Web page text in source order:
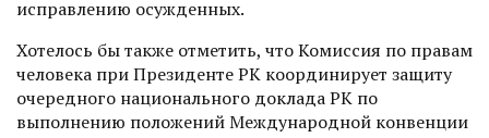
исправлению осужденных.
Хотелось бы также отметить, что Комиссия по правам
человека при Президенте РК координирует защиту
очередного национального доклада РК по
выполнению положений Международной конвенции